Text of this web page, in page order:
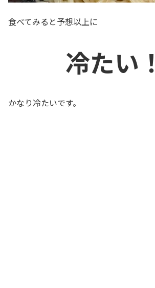
食べてみると予想以上に
冷たい！
かなり冷たいです。